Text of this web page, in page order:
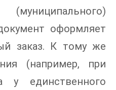
(муниципального)
оформляет
заказ. К тому же
(например, при
у единственного